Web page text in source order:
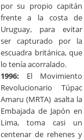
por su propio capitán
frente a la costa de
Uruguay, para evitar
ser capturado por la
escuadra británica, que
lo tenía acorralado.
1996: El Movimiento
Revolucionario Túpac
Amaru (MRTA) asalta la
Embajada de Japón en
Lima, toma casi un
centenar de rehenes y